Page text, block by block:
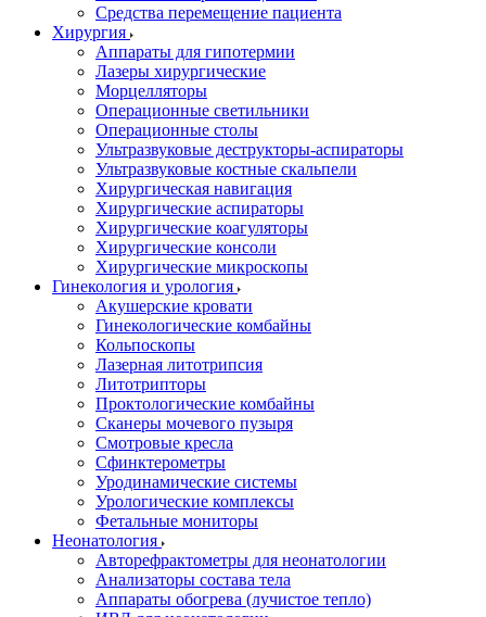
Средства перемещение пациента
Хирургия
Аппараты для гипотермии
Лазеры хирургические
Морцелляторы
Операционные светильники
Операционные столы
Ультразвуковые деструкторы-аспираторы
Ультразвуковые костные скальпели
Хирургическая навигация
Хирургические аспираторы
Хирургические коагуляторы
Хирургические консоли
Хирургические микроскопы
Гинекология и урология
Акушерские кровати
Гинекологические комбайны
Кольпоскопы
Лазерная литотрипсия
Литотрипторы
Проктологические комбайны
Сканеры мочевого пузыря
Смотровые кресла
Сфинктерометры
Уродинамические системы
Урологические комплексы
Фетальные мониторы
Неонатология
Авторефрактометры для неонатологии
Анализаторы состава тела
Аппараты обогрева (лучистое тепло)